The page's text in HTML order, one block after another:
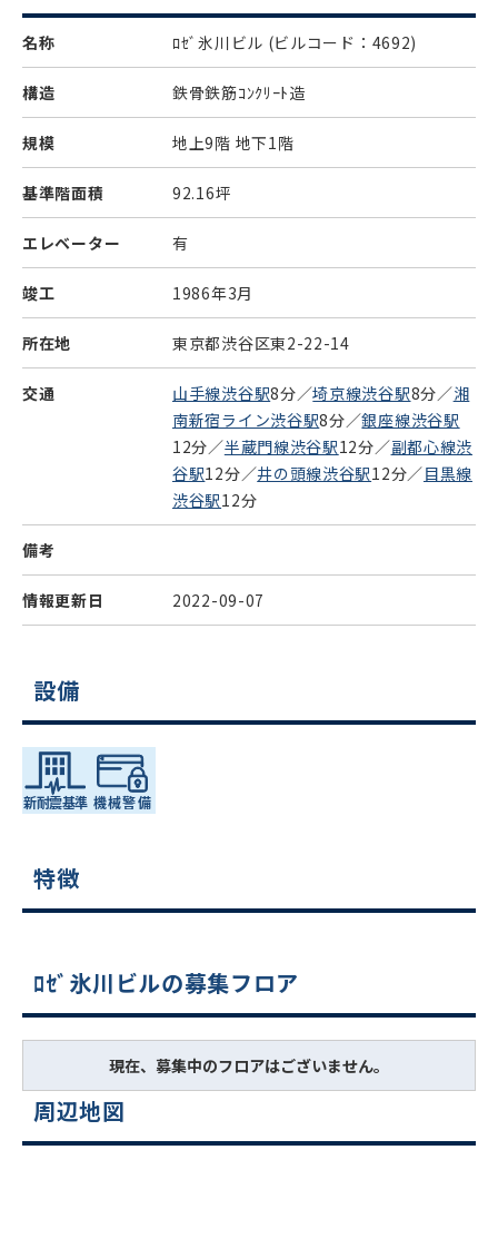
名称 ﾛｾﾞ氷川ビル (ビルコード：4692)
構造 鉄骨鉄筋ｺﾝｸﾘｰﾄ造
規模 地上9階 地下1階
基準階面積 92.16坪
エレベーター 有
竣工 1986年3月
所在地 東京都渋谷区東2-22-14
交通 山手線渋谷駅8分／埼京線渋谷駅8分／湘
南新宿ライン渋谷駅8分／銀座線渋谷駅
12分／半蔵門線渋谷駅12分／副都心線渋
谷駅12分／井の頭線渋谷駅12分／目黒線
渋谷駅12分
備考
情報更新日 2022-09-07
設備
特徴
ﾛｾﾞ氷川ビルの募集フロア
現在、募集中のフロアはございません。
周辺地図